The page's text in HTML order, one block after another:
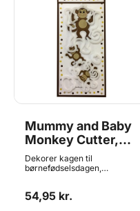
Mummy and Baby
Monkey Cutter,
FMM
Dekorer kagen til
børnefødselsdagen,
sæt fra FMM. Udstikkerne
54,95 kr.